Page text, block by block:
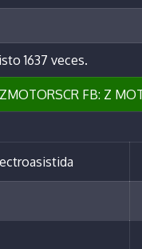
1637 veces.
FB: Z